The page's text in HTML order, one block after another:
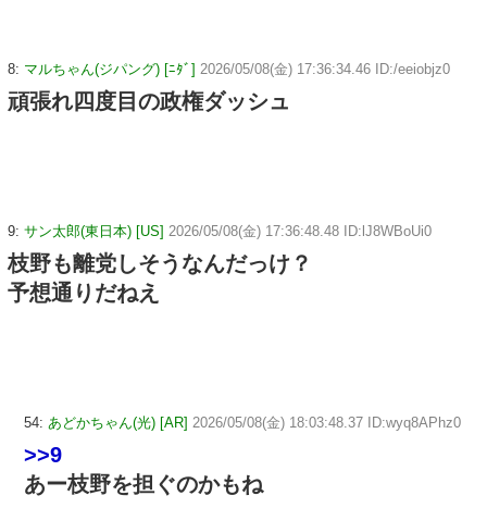
8: マルちゃん(ジパング) [ﾆﾀﾞ] 2026/05/08(金) 17:36:34.46 ID:/eeiobjz0
頑張れ四度目の政権ダッシュ
9: サン太郎(東日本) [US] 2026/05/08(金) 17:36:48.48 ID:lJ8WBoUi0
枝野も離党しそうなんだっけ？
予想通りだねえ
54: あどかちゃん(光) [AR] 2026/05/08(金) 18:03:48.37 ID:wyq8APhz0
>>9
あー枝野を担ぐのかもね